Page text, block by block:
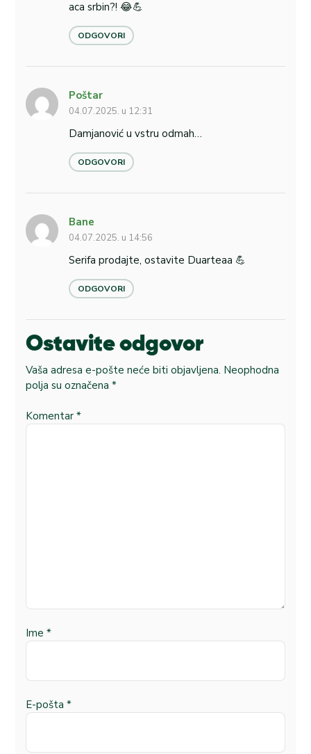
aca srbin?! 😂💪
ODGOVORI
Poštar
04.07.2025. u 12:31
Damjanović u vstru odmah…
ODGOVORI
Bane
04.07.2025. u 14:56
Serifa prodajte, ostavite Duarteaa 💪
ODGOVORI
Ostavite odgovor
Vaša adresa e-pošte neće biti objavljena. Neophodna
polja su označena *
Komentar *
Ime *
E-pošta *